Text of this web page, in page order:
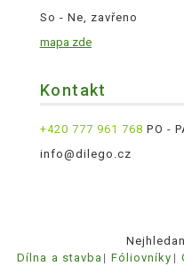
So - Ne, zavřeno
mapa zde
Kontakt
+420 777 961 768 PO -
info@dilego.cz
Dílna a stavba
Fóliovníky